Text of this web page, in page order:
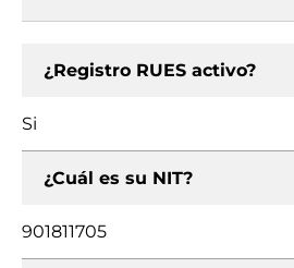
¿Registro RUES activo?
Si
¿Cuál es su NIT?
901811705